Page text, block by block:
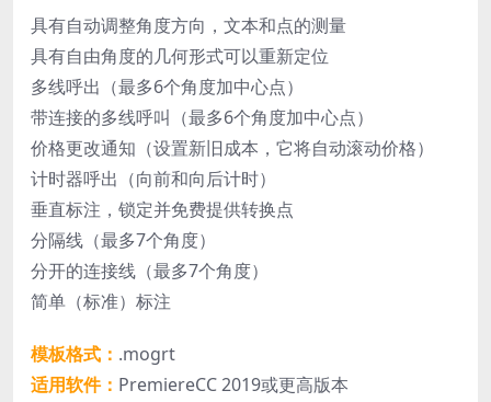
具有自动调整角度方向，文本和点的测量
具有自由角度的几何形式可以重新定位
多线呼出（最多6个角度加中心点）
带连接的多线呼叫（最多6个角度加中心点）
价格更改通知（设置新旧成本，它将自动滚动价格）
计时器呼出（向前和向后计时）
垂直标注，锁定并免费提供转换点
分隔线（最多7个角度）
分开的连接线（最多7个角度）
简单（标准）标注
模板格式： .mogrt
适用软件： PremiereCC 2019或更高版本